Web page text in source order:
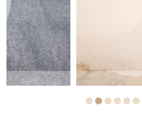
MIRABELLA